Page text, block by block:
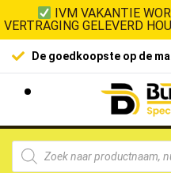
IVM VAKANTIE
VERTRAGING GELEVERD
De goedkoopste op de